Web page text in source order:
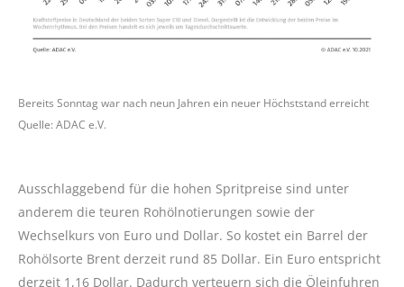
Bereits Sonntag war nach neun Jahren ein neuer Höchststand erreicht
Quelle: ADAC e.V.
Ausschlaggebend für die hohen Spritpreise sind unter
anderem die teuren Rohölnotierungen sowie der
Wechselkurs von Euro und Dollar. So kostet ein Barrel der
Rohölsorte Brent derzeit rund 85 Dollar. Ein Euro entspricht
derzeit 1,16 Dollar. Dadurch verteuern sich die Öleinfuhren